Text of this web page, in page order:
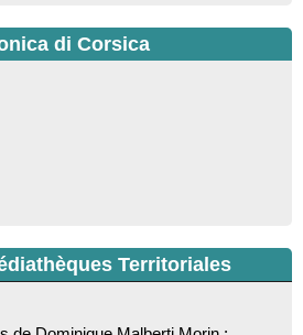
di Corsica
Territoriales